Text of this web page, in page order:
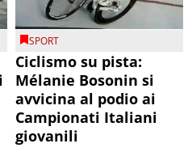
SPORT
Ciclismo su pista:
Mélanie Bosonin si
avvicina al podio ai
Campionati Italiani
giovanili